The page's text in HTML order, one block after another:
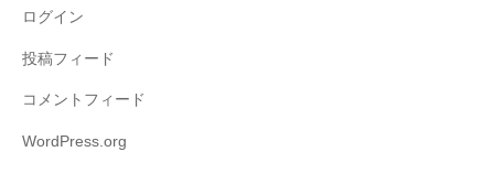
ログイン
投稿フィード
コメントフィード
WordPress.org